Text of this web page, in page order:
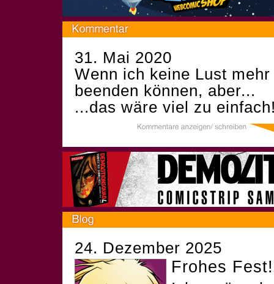
31. Mai 2020
Wenn ich keine Lust
beenden können, aber...
...das wäre viel zu
24. Dezember 2025
Frohes Fest!